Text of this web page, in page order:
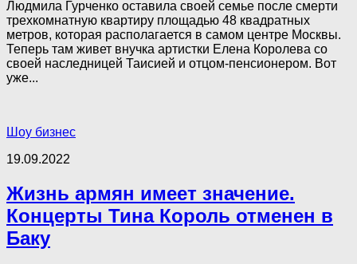
Людмила Гурченко оставила своей семье после смерти
трехкомнатную квартиру площадью 48 квадратных
метров, которая располагается в самом центре Москвы.
Теперь там живет внучка артистки Елена Королева со
своей наследницей Таисией и отцом-пенсионером. Вот
уже...
Шоу бизнес
19.09.2022
Жизнь армян имеет значение.
Концерты Тина Король отменен в
Баку